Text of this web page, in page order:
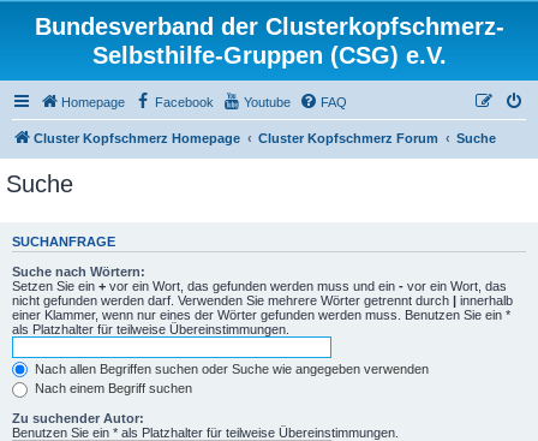
Bundesverband der Clusterkopfschmerz-
Selbsthilfe-Gruppen (CSG) e.V.
Homepage Facebook Youtube FAQ
Cluster Kopfschmerz Homepage Cluster Kopfschmerz Forum Suche
Suche
SUCHANFRAGE
Suche nach Wörtern:
Setzen Sie ein + vor ein Wort, das gefunden werden muss und ein - vor ein Wort, das
nicht gefunden werden darf. Verwenden Sie mehrere Wörter getrennt durch | innerhalb
einer Klammer, wenn nur eines der Wörter gefunden werden muss. Benutzen Sie ein *
als Platzhalter für teilweise Übereinstimmungen.
Nach allen Begriffen suchen oder Suche wie angegeben verwenden
Nach einem Begriff suchen
Zu suchender Autor:
Benutzen Sie ein * als Platzhalter für teilweise Übereinstimmungen.